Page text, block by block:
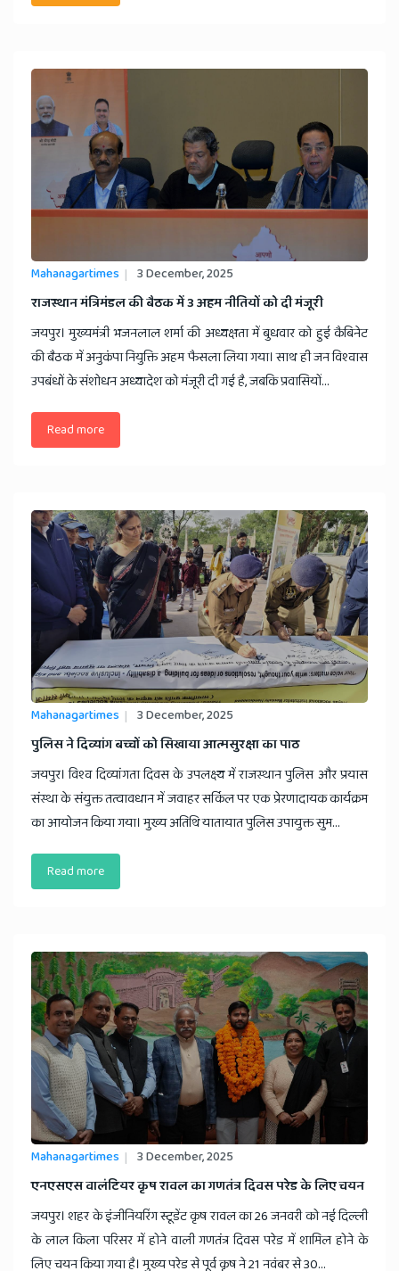
Mahanagartimes 3 December, 2025
​राजस्थान मंत्रिमंडल की बैठक में 3 अहम नीतियों को दी मंजूरी
जयपुर। मुख्यमंत्री भजनलाल शर्मा की अध्यक्षता में बुधवार को हुई कैबिनेट
की बैठक में अनुकंपा नियुक्ति अहम फैसला लिया गया। साथ ही जन विश्वास
उपबंधों के संशोधन अध्यादेश को मंजूरी दी गई है, जबकि प्रवासियों...
Read more
Mahanagartimes 3 December, 2025
पुलिस ने दिव्यांग बच्चों को सिखाया आत्मसुरक्षा का पाठ
जयपुर। विश्व दिव्यांगता दिवस के उपलक्ष्य में राजस्थान पुलिस और प्रयास
संस्था के संयुक्त तत्वावधान में जवाहर सर्किल पर एक प्रेरणादायक कार्यक्रम
का आयोजन किया गया। मुख्य अतिथि यातायात पुलिस उपायुक्त सुम...
Read more
Mahanagartimes 3 December, 2025
​एनएसएस वालंटियर कृष रावल का गणतंत्र दिवस परेड के लिए चयन
जयपुर। शहर के इंजीनियरिंग स्टूडेंट कृष रावल का 26 जनवरी को नई दिल्ली
के लाल किला परिसर में होने वाली गणतंत्र दिवस परेड में शामिल होने के
लिए चयन किया गया है। मुख्य परेड से पूर्व कृष ने 21 नवंबर से 30...